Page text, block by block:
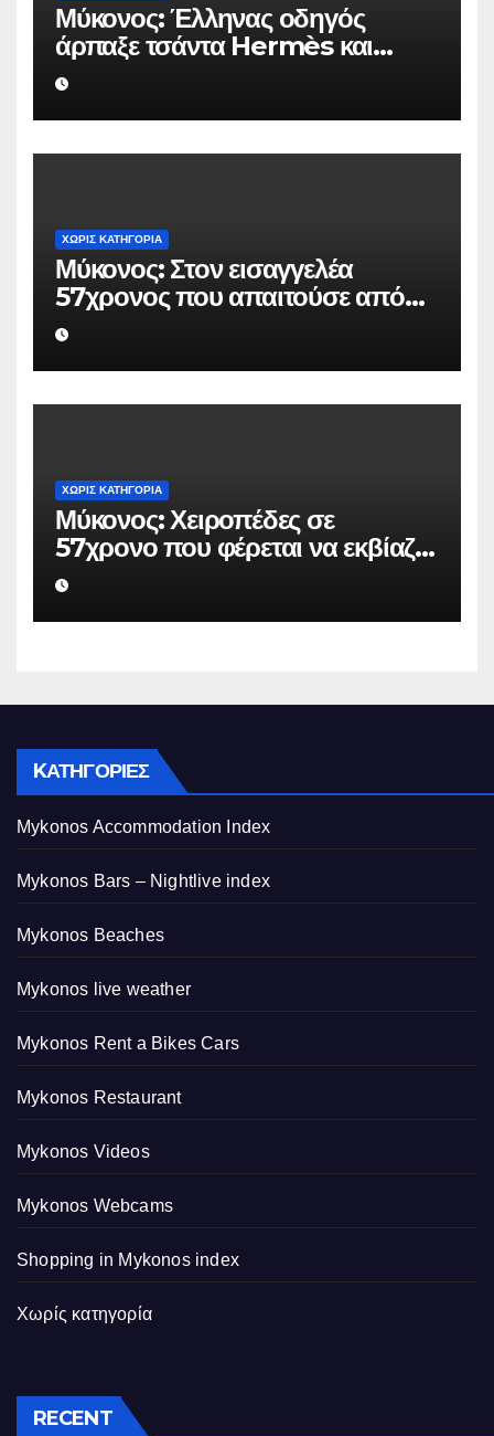
Μύκονος: Έλληνας οδηγός
άρπαξε τσάντα Hermès και
Rolex αξίας 75.000 ευρώ από
Ουκρανό τουρίστα
ΧΩΡΊΣ ΚΑΤΗΓΟΡΊΑ
Μύκονος: Στον εισαγγελέα
57χρονος που απαιτούσε από
επιχειρηματία 80.000 ευρώ για
να μην κάνει καταγγελίες σε
βάρος του
ΧΩΡΊΣ ΚΑΤΗΓΟΡΊΑ
Μύκονος: Χειροπέδες σε
57χρονο που φέρεται να εκβίαζε
επιχείρηση για να «θάψει»
ψευδείς καταγγελίες – Η παγίδα
που του έστησε η ΕΛ.ΑΣ.
KΑΤΗΓΟΡΊΕΣ
Mykonos Accommodation Index
Mykonos Bars – Nightlive index
Mykonos Beaches
Mykonos live weather
Mykonos Rent a Bikes Cars
Mykonos Restaurant
Mykonos Videos
Mykonos Webcams
Shopping in Mykonos index
Χωρίς κατηγορία
RECENT